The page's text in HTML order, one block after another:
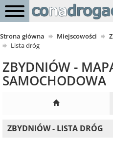
Strona główna Miejscowości
Lista dróg
ZBYDNIÓW -
SAMOCHODOWA
ZBYDNIÓW - LISTA DRÓG